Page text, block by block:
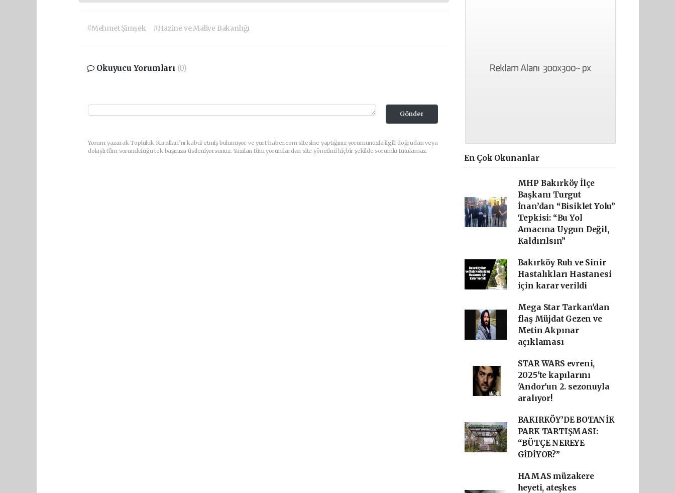
#Mehmet Şimşek #Hazine ve Maliye Bakanlığı
Okuyucu Yorumları (0)
Gönder
Yorum yazarak Topluluk Kuralları’nı kabul etmiş bulunuyor ve yurt-haber.com sitesine yaptığınız yorumunuzla ilgili doğrudan veya
dolaylı tüm sorumluluğu tek başınıza üstleniyorsunuz. Yazılan tüm yorumlardan site yönetimi hiçbir şekilde sorumlu tutulamaz.
En Çok Okunanlar
MHP Bakırköy İlçe
Başkanı Turgut
İnan’dan “Bisiklet Yolu”
Tepkisi: “Bu Yol
Amacına Uygun Değil,
Kaldırılsın”
Bakırköy Ruh ve Sinir
Hastalıkları Hastanesi
için karar verildi
Mega Star Tarkan'dan
flaş Müjdat Gezen ve
Metin Akpınar
açıklaması
STAR WARS evreni,
2025'te kapılarını
'Andor'un 2. sezonuyla
aralıyor!
BAKIRKÖY’DE BOTANİK
PARK TARTIŞMASI:
“BÜTÇE NEREYE
GİDİYOR?”
HAMAS müzakere
heyeti, ateşkes